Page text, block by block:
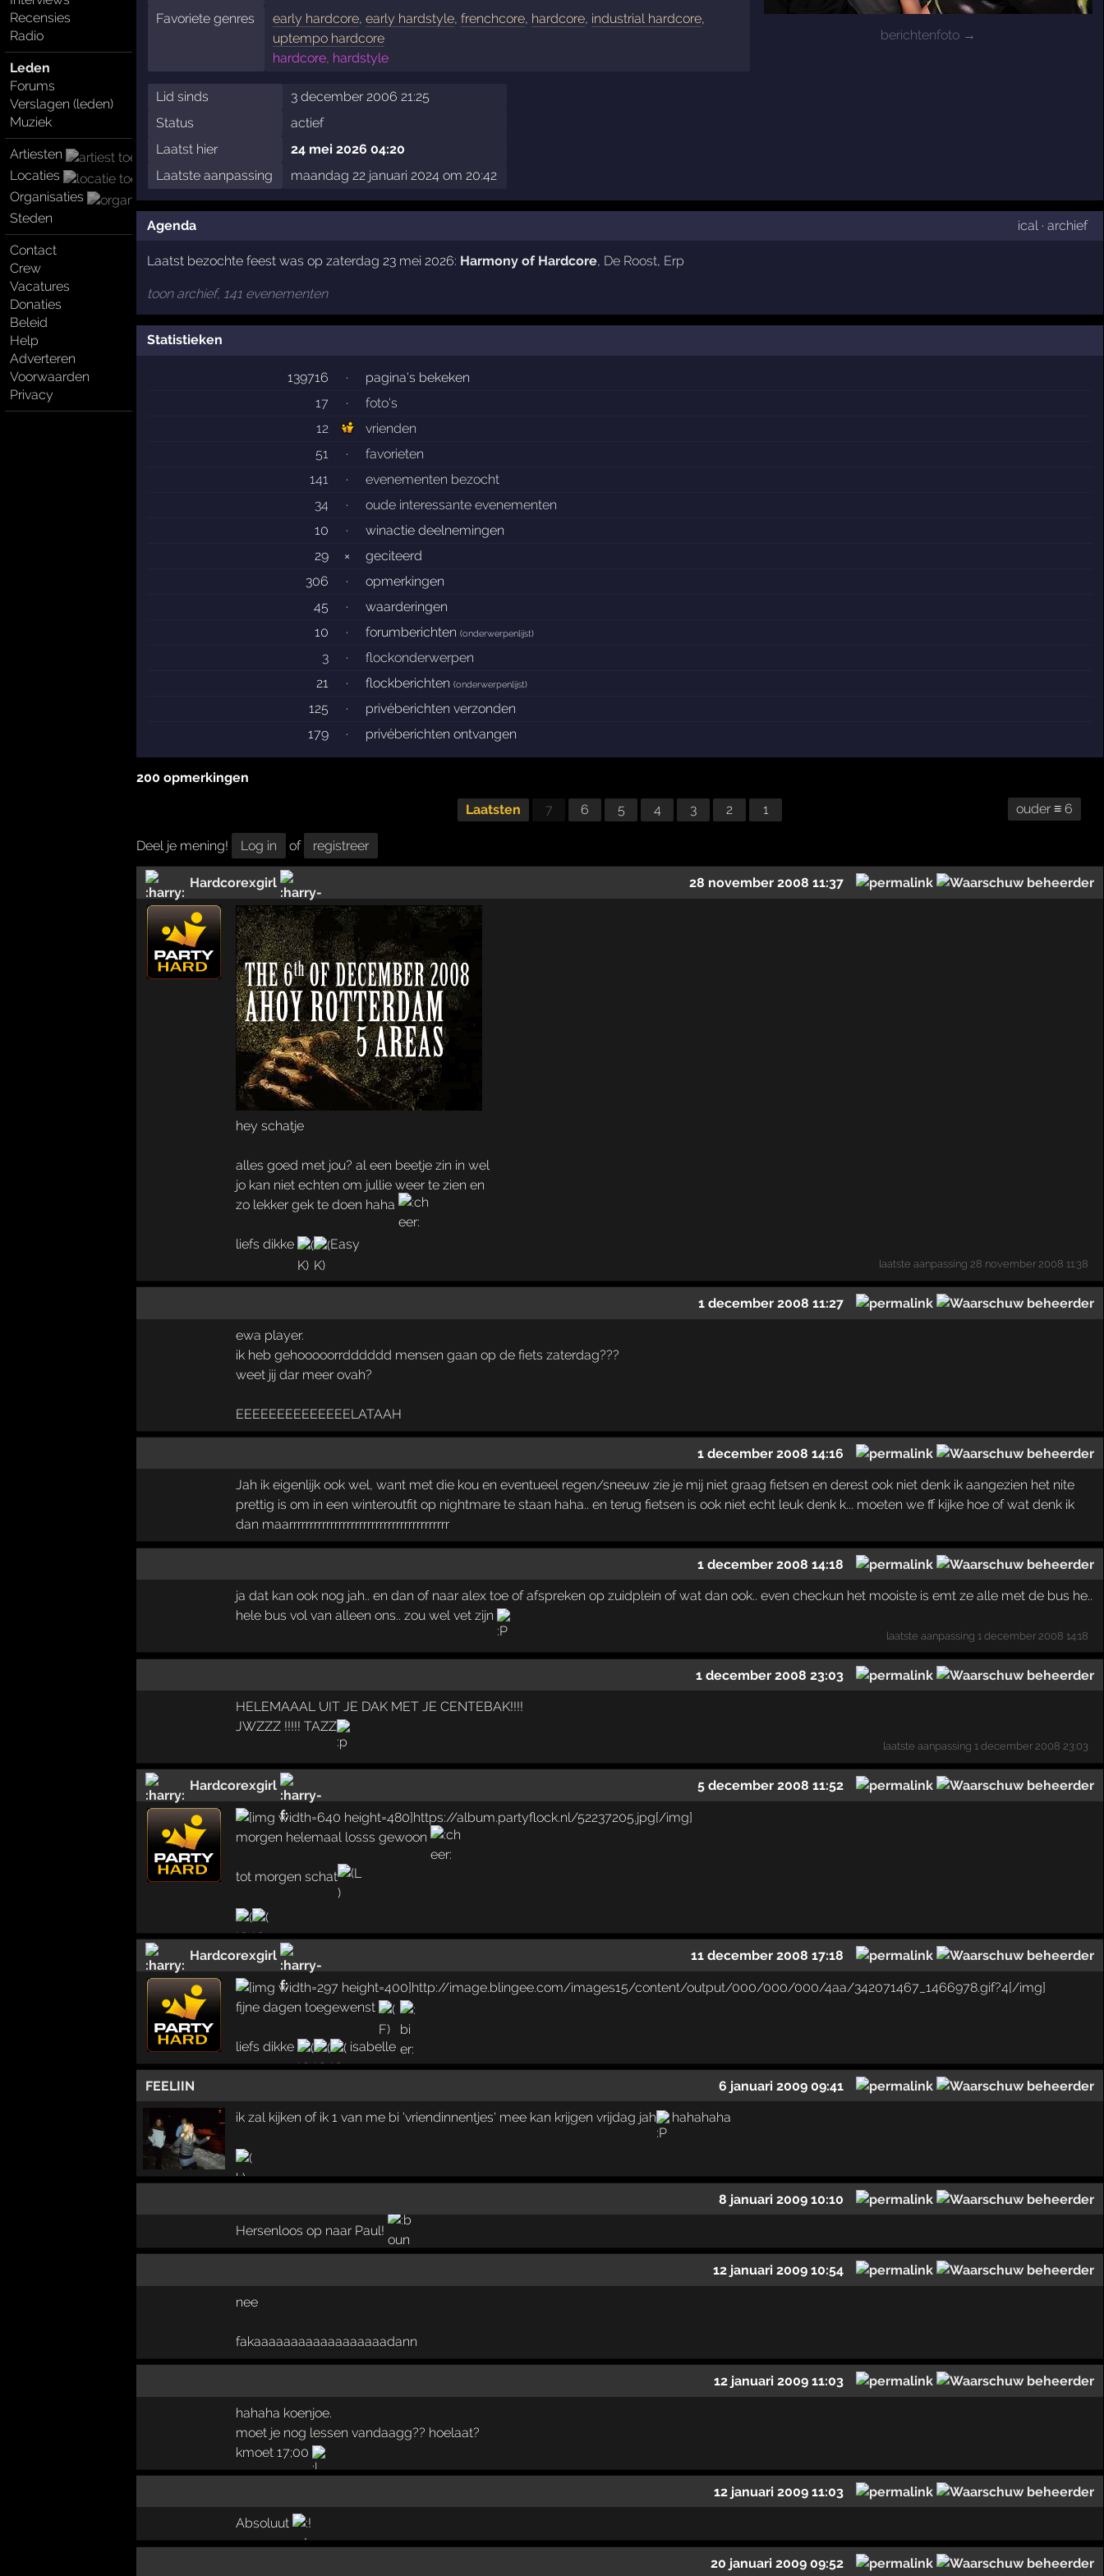
Recensies
Radio
Leden
Forums
Verslagen (leden)
Muziek
Artiesten
Locaties
Organisaties
Steden
Contact
Crew
Vacatures
Donaties
Beleid
Help
Adverteren
Voorwaarden
Privacy
berichtenfoto →
Favoriete genres
early hardcore,early hardstyle,frenchcore, hardcore, industrial hardcore,
uptempo hardcore
hardcore, hardstyle
Lid sinds
3 december 2006 21:25
Status
actief
Laatst hier
24 mei 2026 04:20
Laatste aanpassing
maandag 22 januari 2024 om 20:42
Agenda ical· archief
Laatst bezochte feest was op zaterdag 23 mei 2026: Harmony of Hardcore, De Roost, Erp
toon archief, 141 evenementen
Statistieken
139716 ·
pagina's bekeken
17
·
foto's
12
vrienden
51
·
favorieten
141
·
evenementen bezocht
34
·
oude interessante evenementen
10
·
winactie deelnemingen
29
×
geciteerd
306
·
opmerkingen
45
·
waarderingen
10
· forumberichten(onderwerpenlijst)
3 ·
flockonderwerpen
21
· flockberichten(onderwerpenlijst)
125 ·
privéberichten verzonden
179
· privéberichten ontvangen
200 opmerkingen
Laatsten 7 6 5 4 3 2 1 ouder ≡ 6
Deel je mening! Log in of registreer
Hardcorexgirl 28 november 2008 11:37
hey schatje
alles goed met jou? al een beetje zin in wel
jo kan niet echten om jullie weer te zien en
zo lekker gek te doen haha
liefs dikke Easy
laatste aanpassing 28 november 2008 11:38
1 december 2008 11:27
ewa player.
ik heb gehooooorrdddddd mensen gaan op de fiets zaterdag???
weet jij dar meer ovah?
EEEEEEEEEEEEEELATAAH
1 december 2008 14:16
Jah ik eigenlijk ook wel, want met die kou en eventueel regen/sneeuw zie je mij niet graag fietsen en derest ook niet denk ik aangezien het nite
prettig is om in een winteroutfit op nightmare te staan haha.. en terug fietsen is ook niet echt leuk denk k... moeten we ff kijke hoe of wat denk ik
dan maarrrrrrrrrrrrrrrrrrrrrrrrrrrrrrrrrrrrrrr
1 december 2008 14:18
ja dat kan ook nog jah.. en dan of naar alex toe of afspreken op zuidplein of wat dan ook.. even checkun het mooiste is emt ze alle met de bus he..
hele bus vol van alleen ons.. zou wel vet zijn
laatste aanpassing 1 december 2008 14:18
1 december 2008 23:03
HELEMAAAL UIT JE DAK MET JE CENTEBAK!!!!
JWZZZ !!!!! TAZZ
laatste aanpassing 1 december 2008 23:03
Hardcorexgirl 5 december 2008 11:52
morgen helemaal losss gewoon
tot morgen schat
Hardcorexgirl 11 december 2008 17:18
fijne dagen toegewenst
liefs dikke isabelle
FEELIIN 6 januari 2009 09:41
ik zal kijken of ik 1 van me bi 'vriendinnentjes' mee kan krijgen vrijdag jah hahahaha
8 januari 2009 10:10
Hersenloos op naar Paul!
12 januari 2009 10:54
nee
fakaaaaaaaaaaaaaaaaaadann
12 januari 2009 11:03
hahaha koenjoe.
moet je nog lessen vandaagg?? hoelaat?
kmoet 17;00
12 januari 2009 11:03
Absoluut !
20 januari 2009 09:52